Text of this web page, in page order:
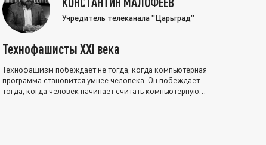
Учредитель телеканала "Царьград"
Технофашисты XXI века
Технофашизм побеждает не тогда, когда компьютерная
программа становится умнее человека. Он побеждает
тогда, когда человек начинает считать компьютерную